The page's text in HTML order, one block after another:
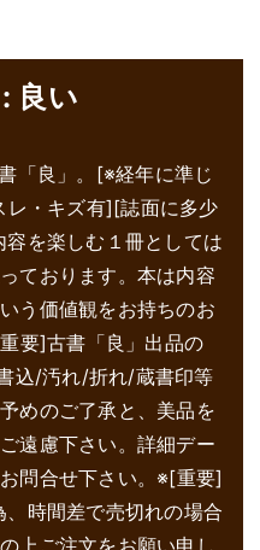
良い
「良」。[※経年に準じ
・キズ有][誌面に多少
を楽しむ１冊としては
ております。本は内容
う価値観をお持ちのお
要]古書「良」出品の
込/汚れ/折れ/蔵書印等
めのご了承と、美品を
遠慮下さい。詳細デー
問合せ下さい。※[重要]
時間差で売切れの場合
上ご注文をお願い申し